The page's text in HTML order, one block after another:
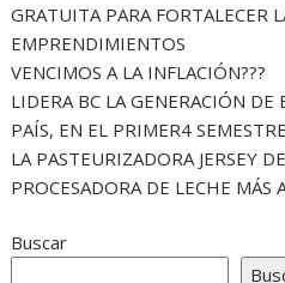
GRATUITA PARA FORTALECER
EMPRENDIMIENTOS
VENCIMOS A LA INFLACIÓN???
LIDERA BC LA GENERACIÓN DE
PAÍS, EN EL PRIMER4
LA PASTEURIZADORA JERSEY
PROCESADORA DE LECHE MÁS
Buscar